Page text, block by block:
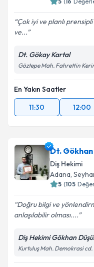
Çok iyi ve planlı prensipli
ve...
Dt. Gökay Kartal
Göztepe Mah. Fahrettin
En Yakın Saatler
11:30
12:00
Dt.
Diş Hekimi
Adana,
5 (105
Doğru bilgi ve
anlaşılabilir olması....
Diş Hekimi Gökhan
Kurtuluş Mah. Demokrasi cd.